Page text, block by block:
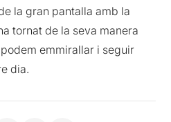
la gran pantalla amb la
tornat de la seva manera
emmirallar i seguir
dia.